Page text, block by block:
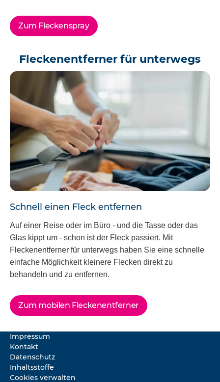
Zum Fleckenspray
Fleckenentferner für unterwegs
Schnell einen Fleck entfernen
Auf einer Reise oder im Büro - und die Tasse oder das
Glas kippt um - schon ist der Fleck passiert. Mit
Fleckenentferner für unterwegs haben Sie eine schnelle
einfache Möglichkeit kleinere Flecken direkt zu
behandeln und zu entfernen.
Zum mobilen Fleckenentferner
Impressum
Kontakt
Datenschutz
Inhaltsstoffe
Cookies verwalten